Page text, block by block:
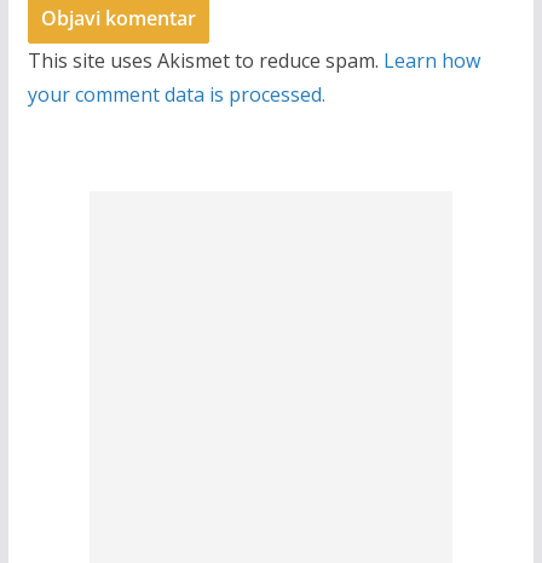
This site uses Akismet to reduce spam. Learn how
your comment data is processed.